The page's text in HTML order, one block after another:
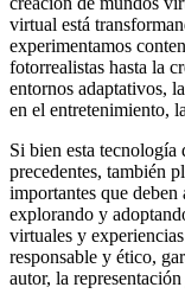
virtual está
experimentamos
fotorrealistas hasta la
entornos adaptativos,
en el entretenimiento,
Si bien esta
precedentes, también
importantes que
explorando y
virtuales y
responsable y ético,
autor, la